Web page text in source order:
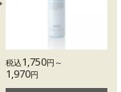
税込1,750円～
1,970円